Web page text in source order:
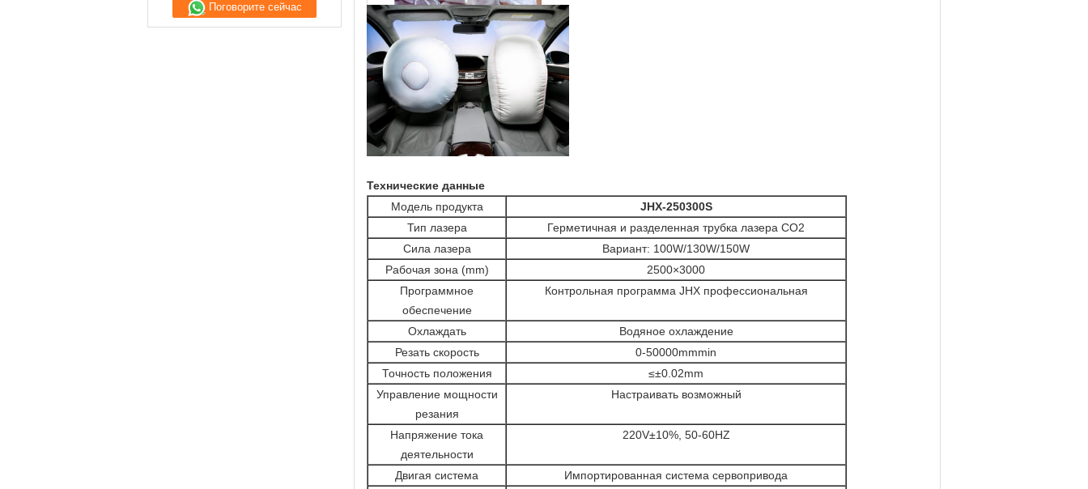
Поговорите сейчас
Технические данные
Модель продукта
JHX-250300S
Тип лазера
Герметичная и разделенная трубка лазера СО2
Сила лазера
Вариант: 100W/130W/150W
Рабочая зона (mm)
2500×3000
Программное
обеспечение
Контрольная программа JHX профессиональная
Охлаждать
Водяное охлаждение
Резать скорость
0-50000mmmin
Точность положения
≤±0.02mm
Управление мощности
резания
Настраивать возможный
Напряжение тока
деятельности
220V±10%, 50-60HZ
Двигая система
Импортированная система сервопривода